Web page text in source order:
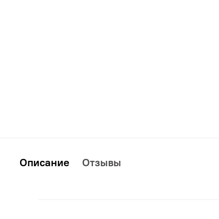
Описание Отзывы